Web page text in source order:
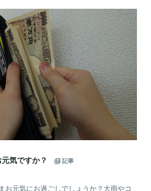
気ですか？
記事
お元気にお過ごしでしょうか？大雨やコ